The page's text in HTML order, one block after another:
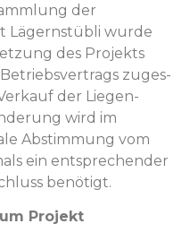
der
Lägern­stübli wurde
des Pro­jek­ts
zuges­
der Liegen­
wird im
Abstim­mung vom
ein entsprechen­der
benötigt.
Projekt